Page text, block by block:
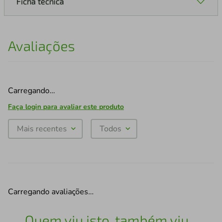
Avaliações
Carregando…
Faça login para avaliar este produto
Mais recentes Todos
Carregando avaliações…